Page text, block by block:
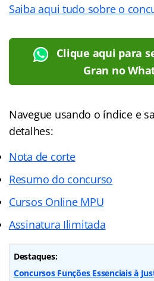
Saiba aqui tudo sobre o
Clique aqui para
Gran no
Navegue usando o índice e
detalhes:
Nota de corte
Resumo do concurso
Cursos Online MPU
Assinatura Ilimitada
Destaques:
Concursos Funções Essenciais à